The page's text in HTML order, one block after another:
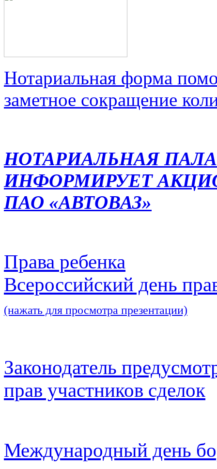
Нотариальная форма
заметное сокращение
НОТАРИАЛЬНАЯ
ИНФОРМИРУЕТ
ПАО «АВТОВАЗ»
Права ребенка
Всероссийский день
(нажать для просмотра презентации)
Законодатель
прав участников сделок
Международный день